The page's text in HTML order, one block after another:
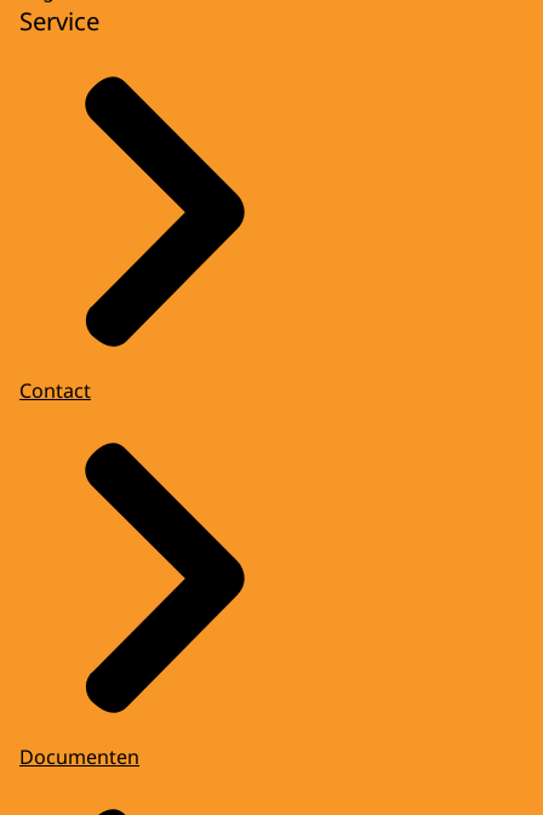
Service
Contact
Documenten